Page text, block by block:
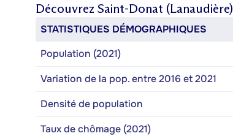
Découvrez Saint-Donat (Lanaudière)
STATISTIQUES DÉMOGRAPHIQUES
Population (2021)
Variation de la pop. entre 2016 et 2021
Densité de population
Taux de chômage (2021)